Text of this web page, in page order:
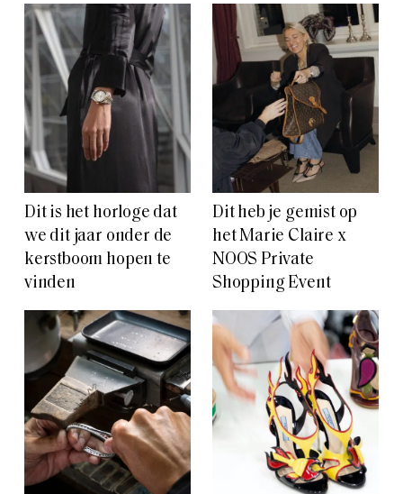
Dit is het horloge dat
we dit jaar onder de
kerstboom hopen te
vinden
Dit heb je gemist op
het Marie Claire x
NOOS Private
Shopping Event